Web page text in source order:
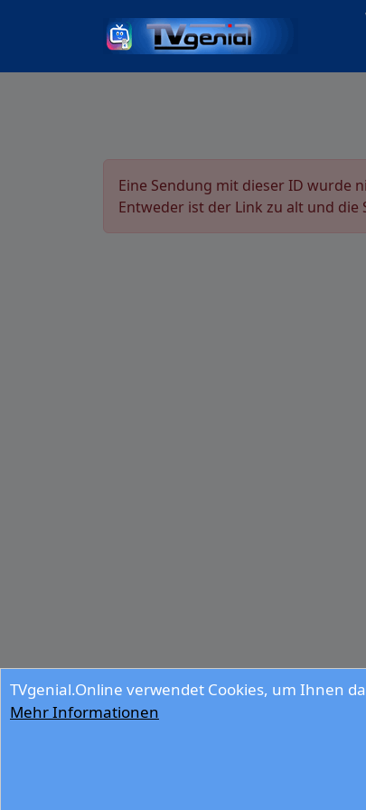
TVgenial.Online verwendet Cookies, um Ihnen
Mehr Informationen
Eine Sendung mit dieser ID wurde
Entweder ist der Link zu alt und